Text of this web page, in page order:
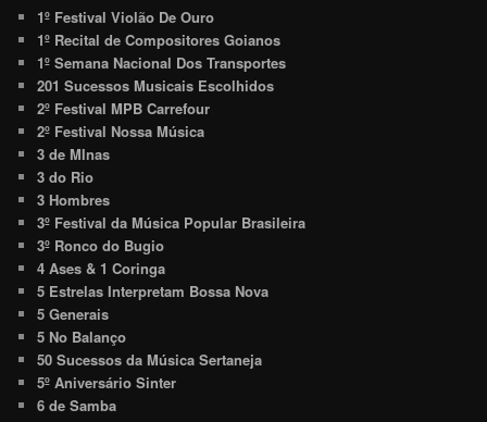
1º Festival Violão De Ouro
1º Recital de Compositores Goianos
1º Semana Nacional Dos Transportes
201 Sucessos Musicais Escolhidos
2º Festival MPB Carrefour
2º Festival Nossa Música
3 de MInas
3 do Rio
3 Hombres
3º Festival da Música Popular Brasileira
3º Ronco do Bugio
4 Ases & 1 Coringa
5 Estrelas Interpretam Bossa Nova
5 Generais
5 No Balanço
50 Sucessos da Música Sertaneja
5º Aniversário Sinter
6 de Samba